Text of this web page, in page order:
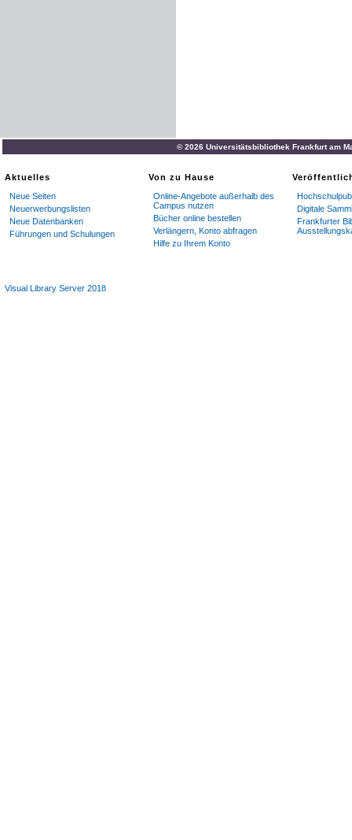
© 2026 Universitätsbibliothek Frankfurt am
Aktuelles
Neue Seiten
Neuerwerbungslisten
Neue Datenbanken
Führungen und Schulungen
Von zu Hause
Online-Angebote außerhalb des
Campus nutzen
Bücher online bestellen
Verlängern, Konto abfragen
Hilfe zu Ihrem Konto
Digitale
Frankfurter
Visual Library Server 2018